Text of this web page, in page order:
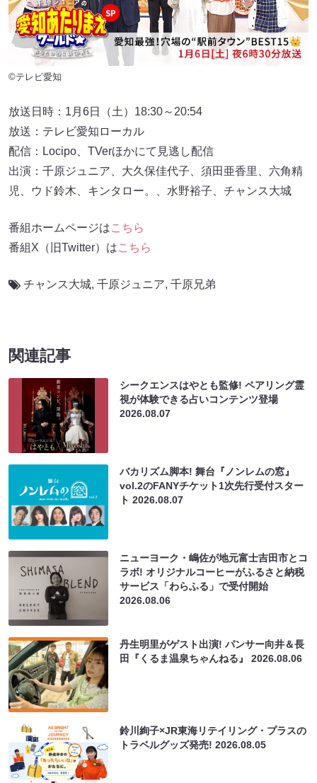
©テレビ愛知
放送日時：1月6日（土）18:30～20:54
放送：テレビ愛知ローカル
配信：Locipo、TVerほかにて見逃し配信
出演：千原ジュニア、大久保佳代子、須田亜香里、六角精
児、ウド鈴木、キンタロー。、水野裕子、チャンス大城
番組ホームページはこちら
番組X（旧Twitter）はこちら
チャンス大城, 千原ジュニア, 千原兄弟
関連記事
シークエンスはやとも監修! ペアリング霊
視が体験できる占いコンテンツ登場
2026.08.07
バカリズム脚本! 舞台『ノンレムの窓』
vol.2のFANYチケット1次先行受付スター
ト2026.08.07
ニューヨーク・嶋佐が地元富士吉田市とコ
ラボ! オリジナルコーヒーがふるさと納税
サービス「わらふる」で受付開始
2026.08.06
丹生明里がゲスト出演! パンサー向井＆長
田『くるま温泉ちゃんねる』2026.08.06
鈴川絢子×JR東海リテイリング・プラスの
トラベルグッズ発売!2026.08.05